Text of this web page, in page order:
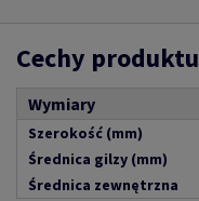
Cechy produktu
Wymiary
Szerokość (mm)
Średnica gilzy (mm)
Średnica zewnętrzna